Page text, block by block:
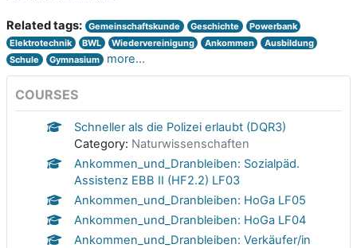
Related tags: Gemeinschaftskunde Geschichte
Powerbank
Elektrotechnik
BWL Wiedervereinigung Ankommen
Ausbildung
Schule
Gymnasium more...
COURSES
Schneller als die Polizei erlaubt (DQR3)
Category: Naturwissenschaften
Ankommen_und_Dranbleiben: Sozialpäd.
Assistenz EBB II (HF2.2) LF03
Ankommen_und_Dranbleiben: HoGa LF05
Ankommen_und_Dranbleiben: HoGa LF04
Ankommen_und_Dranbleiben: Verkäufer/in